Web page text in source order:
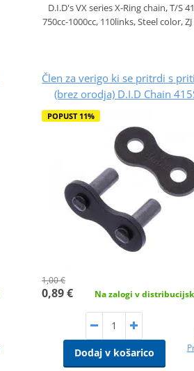
D.I.D's VX series X-Ring chain, T/S
750cc-1000cc, 110links, Steel color,
Člen za verigo ki se pritrdi s
(brez orodja) D.I.D Chain
POPUST 11%
1,00 €
0,89 € Na zalogi v
Dodaj v košarico